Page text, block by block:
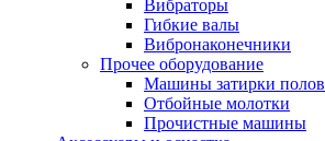
Вибраторы
Гибкие валы
Вибронаконечники
Прочее оборудование
Машины затирки полов
Отбойные молотки
Прочистные машины